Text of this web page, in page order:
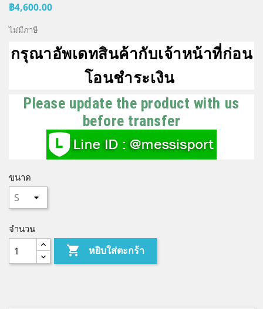
฿4,600.00
ไม่มีภาษี
กรุณาอัพเดทสินค้ากับเจ้าหน้าที่ก่อน
โอนชำระเงิน
Please update the product with us
before transfer
ขนาด
จำนวน
 หยิบใส่ตะกร้า